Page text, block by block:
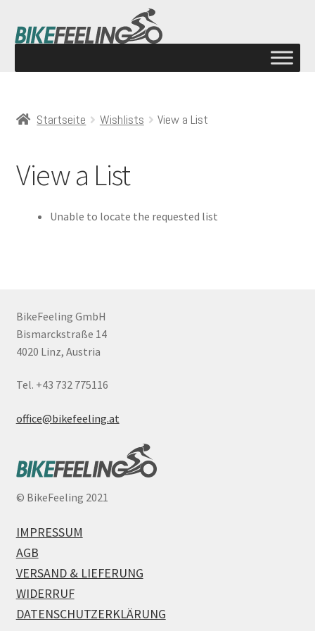
Startseite Wishlists View a List
View a List
Unable to locate the requested list
BikeFeeling GmbH
Bismarckstraße 14
4020 Linz, Austria
Tel. +43 732 775116
office@bikefeeling.at
© BikeFeeling 2021
IMPRESSUM
AGB
VERSAND & LIEFERUNG
WIDERRUF
DATENSCHUTZERKLÄRUNG